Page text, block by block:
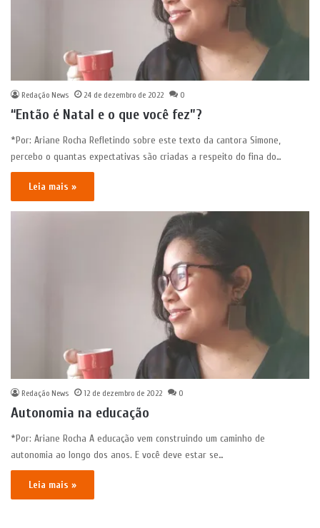
Redação News 24 de dezembro de 2022 0
“Então é Natal e o que você fez”?
*Por: Ariane Rocha Refletindo sobre este texto da cantora Simone,
percebo o quantas expectativas são criadas a respeito do fina do…
Leia mais »
Redação News 12 de dezembro de 2022 0
Autonomia na educação
*Por: Ariane Rocha A educação vem construindo um caminho de
autonomia ao longo dos anos. E você deve estar se…
Leia mais »